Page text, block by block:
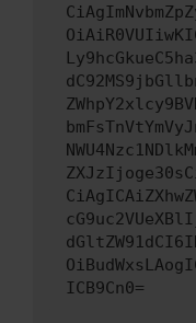
ICB9Cn0=